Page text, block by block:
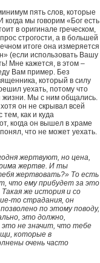
пять слов, которые
мы говорим «Бог есть
в оригинале греческом,
строгости, а в большей
итоге она измеряется
(если использовать Вашу
Мне кажется, в этом –
Вам пример. Без
который в силу
уехать, потому что
жизни. Мы с ним общались.
он не скрывал всей
как и куда
когда он вышел в храме
что не может уехать.
жертвуют, но цена,
жертве. И ты
жертвовать?» То есть
что ему прибудет за это
же история и со
то страдания, он
по этому поводу,
это должно,
это не значит, что тебе
которые в
очень часто